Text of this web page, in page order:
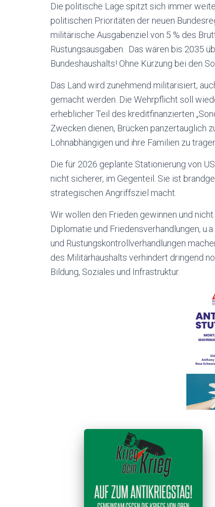
Die politische Lage spitzt sich immer
politischen Prioritäten der neuen
militärische Ausgabenziel von 5 % des
Rüstungsausgaben. Das wären bis 2035
Bundeshaushalts! Ohne Kürzung bei den
Das Land wird zunehmend militarisiert,
gemacht werden. Die Wehrpflicht soll
erheblicher Teil des kreditfinanzierten
Zwecken dienen, Brücken panzertauglich
Lohnabhängigen und ihre Familien zu
Die für 2026 geplante Stationierung von
nicht sicherer, im Gegenteil. Sie ist
strategischen Angriffsziel macht.
Wir wollen den Frieden gewinnen und
Diplomatie und Friedensverhandlungen,
und Rüstungskontrollverhandlungen
des Militärhaushalts verhindert dringend
Bildung, Soziales und Infrastruktur.